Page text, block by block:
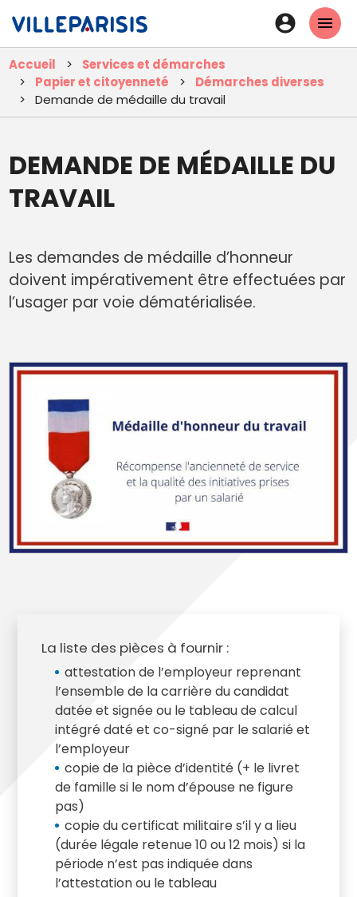
contenu
principal
En-
tête
-
Accueil
Services et démarches
Papier et citoyenneté
Démarches diverses
Demande de médaille du travail
DEMANDE DE MÉDAILLE DU
TRAVAIL
Les demandes de médaille d’honneur
doivent impérativement être effectuées par
l’usager par voie dématérialisée.
La liste des pièces à fournir :
attestation de l’employeur reprenant
l’ensemble de la carrière du candidat
datée et signée ou le tableau de calcul
intégré daté et co-signé par le salarié et
l’employeur
copie de la pièce d’identité (+ le livret
de famille si le nom d’épouse ne figure
pas)
copie du certificat militaire s’il y a lieu
(durée légale retenue 10 ou 12 mois) si la
période n’est pas indiquée dans
l’attestation ou le tableau